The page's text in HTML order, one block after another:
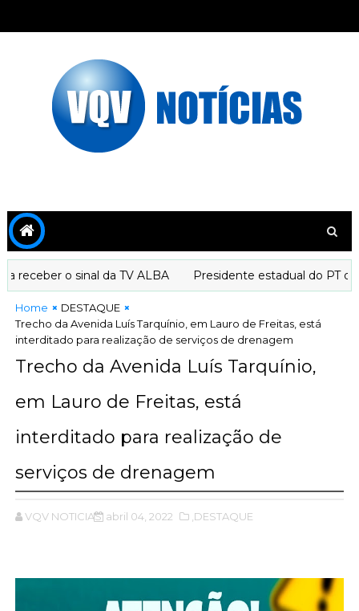
o sinal da TV ALBA Presidente estadual do PT
Home
DESTAQUE
Trecho da Avenida Luís Tarquínio, em Lauro de Freitas, está
interditado para realização de serviços de drenagem
Trecho da Avenida Luís Tarquínio,
em Lauro de Freitas, está
interditado para realização de
serviços de drenagem
VQV NOTICIAS abril 04, 2022 ,DESTAQUE